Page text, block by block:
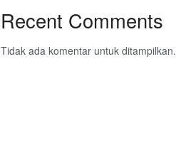
Recent Comments
Tidak ada komentar untuk ditampilkan.